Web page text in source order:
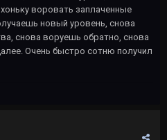
воровать заплаченные
новый уровень, снова
снова воруешь обратно, снова
Очень быстро сотню получил